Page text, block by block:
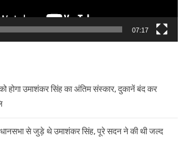
07:17
होगा उमाशंकर सिंह का अंतिम संस्कार, दुकानें बंद कर
से जुड़े थे उमाशंकर सिंह, पूरे सदन ने की थी जल्द